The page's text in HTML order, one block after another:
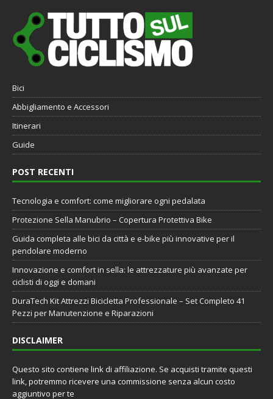
Bici
Abbigliamento e Accessori
Itinerari
Guide
POST RECENTI
Tecnologia e comfort: come migliorare ogni pedalata
Protezione Sella Manubrio – Copertura Protettiva Bike
Guida completa alle bici da città e e-bike più innovative per il
pendolare moderno
Innovazione e comfort in sella: le attrezzature più avanzate per
ciclisti di oggi e domani
DuraTech Kit Attrezzi Bicicletta Professionale – Set Completo 41
Pezzi per Manutenzione e Riparazioni
DISCLAIMER
Questo sito contiene link di affiliazione. Se acquisti tramite questi
link, potremmo ricevere una commissione senza alcun costo
aggiuntivo per te